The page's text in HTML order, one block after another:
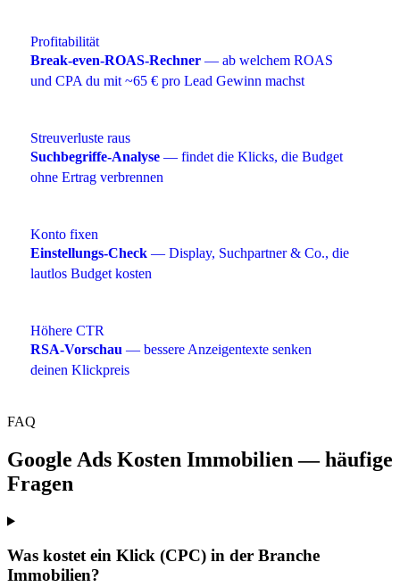
Profitabilität
Break-even-ROAS-Rechner — ab welchem ROAS
und CPA du mit ~65 € pro Lead Gewinn machst
Streuverluste raus
Suchbegriffe-Analyse — findet die Klicks, die Budget
ohne Ertrag verbrennen
Konto fixen
Einstellungs-Check — Display, Suchpartner & Co., die
lautlos Budget kosten
Höhere CTR
RSA-Vorschau — bessere Anzeigentexte senken
deinen Klickpreis
FAQ
Google Ads Kosten Immobilien — häufige
Fragen
Was kostet ein Klick (CPC) in der Branche
Immobilien?